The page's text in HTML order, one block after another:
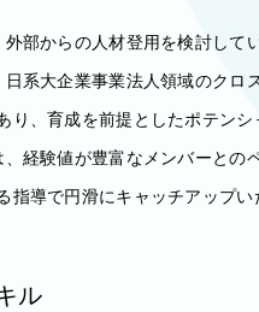
部からの人材登用を検討してい
系大企業事業法人領域のク
り、育成を前提としたポテンシ
経験値が豊富なメンバーとの
指導で円滑にキャッチアップ
ル